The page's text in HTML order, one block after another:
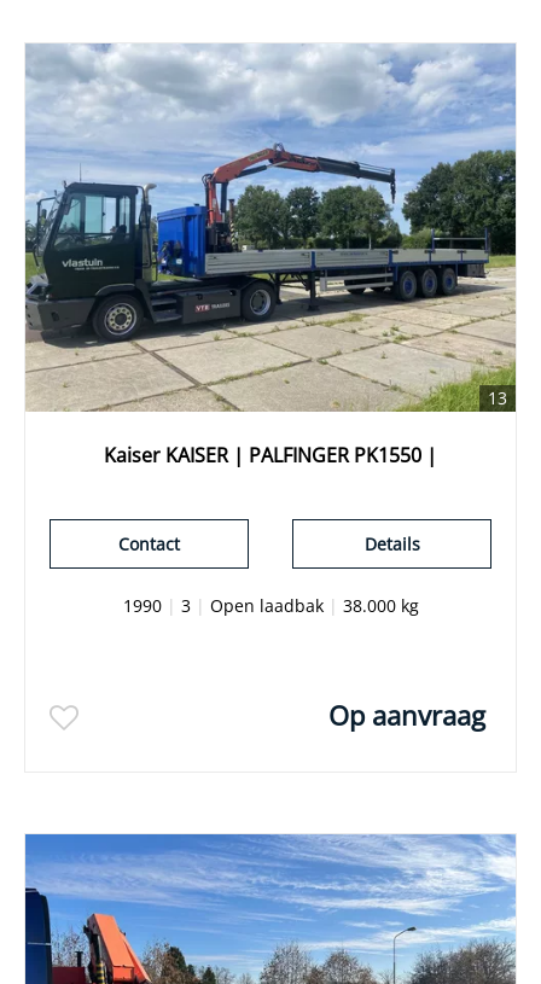
13
Kaiser KAISER | PALFINGER PK1550 |
Details
Contact
1990| 3| Open laadbak| 38.000 kg
Op aanvraag